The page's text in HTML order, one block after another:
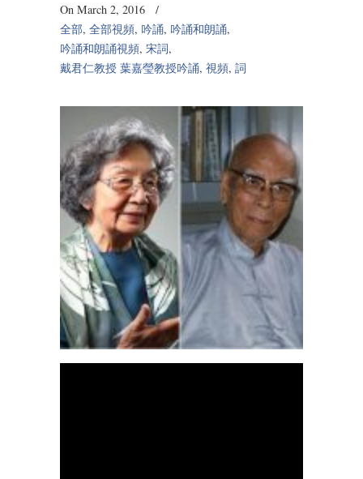
On March 2, 2016
/
全部, 全部視頻, 吟誦, 吟誦和朗誦,
吟誦和朗誦視頻, 宋詞,
戴君仁教授 葉嘉瑩教授吟誦, 視頻, 詞